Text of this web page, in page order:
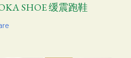
SHOE 缓震跑鞋